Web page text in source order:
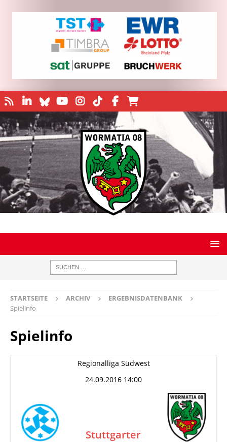
STARTSEITE ARCHIV
ERGEBNISDATENBANK
Spielinfo
Spielinfo
Regionalliga Südwest
24.09.2016 14:00
Stuttgarter